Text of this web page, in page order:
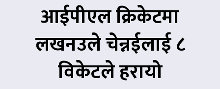
आईपीएल क्रिकेटमा
लखनउले चेन्नईलाई ८
विकेटले हरायो